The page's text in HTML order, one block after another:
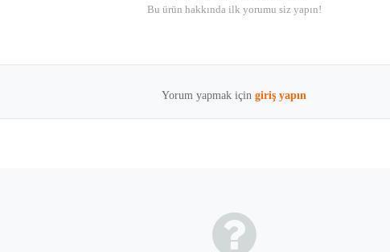
Bu ürün hakkında ilk yorumu siz yapın!
Yorum yapmak için giriş yapın